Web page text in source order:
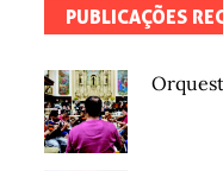
PUBLICAÇÕES